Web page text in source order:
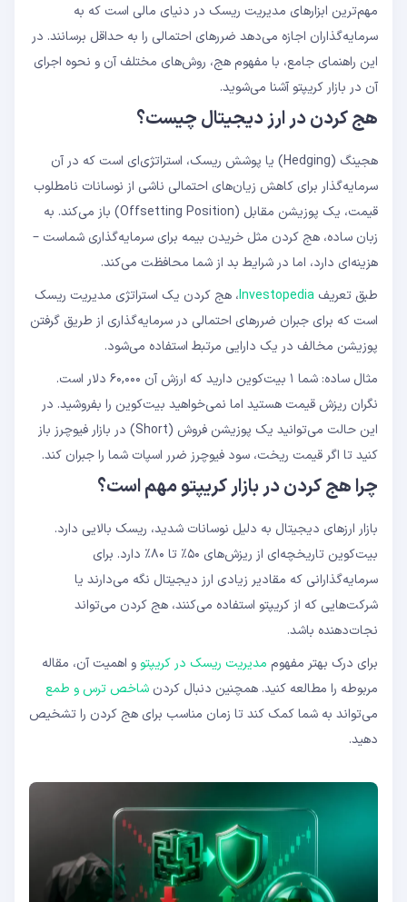
روش ۲: هج با تبدیل به استیبل کوین
روش ۳: هج با قراردادهای آپشن (Options)
روش ۴: هج با اسپرد (Spread Trading)
مزایا
معایب
Delta Neutral Hedging
هج با استیبل‌کوین‌ها
هج با همبستگی معکوس
هج کردن در ارز دیجیتال به چه معناست؟
روش‌های اصلی هج در کریپتو کدامند؟
هزینه‌های هج کردن چیست؟
چه زمانی باید هج کنیم؟
آیا مبتدیان هم می‌توانند هج کنند؟
مهم‌ترین ابزارهای مدیریت ریسک در دنیای مالی است که به
سرمایه‌گذاران اجازه می‌دهد ضررهای احتمالی را به حداقل برسانند. در
این راهنمای جامع، با مفهوم هج، روش‌های مختلف آن و نحوه اجرای
آن در بازار کریپتو آشنا می‌شوید.
هج کردن در ارز دیجیتال چیست؟
هجینگ (Hedging) یا پوشش ریسک، استراتژی‌ای است که در آن
سرمایه‌گذار برای کاهش زیان‌های احتمالی ناشی از نوسانات نامطلوب
قیمت، یک پوزیشن مقابل (Offsetting Position) باز می‌کند. به
زبان ساده، هج کردن مثل خریدن بیمه برای سرمایه‌گذاری شماست –
هزینه‌ای دارد، اما در شرایط بد از شما محافظت می‌کند.
طبق تعریف Investopedia، هج کردن یک استراتژی مدیریت ریسک
است که برای جبران ضررهای احتمالی در سرمایه‌گذاری از طریق گرفتن
پوزیشن مخالف در یک دارایی مرتبط استفاده می‌شود.
مثال ساده: شما ۱ بیت‌کوین دارید که ارزش آن ۶۰,۰۰۰ دلار است.
نگران ریزش قیمت هستید اما نمی‌خواهید بیت‌کوین را بفروشید. در
این حالت می‌توانید یک پوزیشن فروش (Short) در بازار فیوچرز باز
کنید تا اگر قیمت ریخت، سود فیوچرز ضرر اسپات شما را جبران کند.
چرا هج کردن در بازار کریپتو مهم است؟
بازار ارزهای دیجیتال به دلیل نوسانات شدید، ریسک بالایی دارد.
بیت‌کوین تاریخچه‌ای از ریزش‌های ۵۰٪ تا ۸۰٪ دارد. برای
سرمایه‌گذارانی که مقادیر زیادی ارز دیجیتال نگه می‌دارند یا
شرکت‌هایی که از کریپتو استفاده می‌کنند، هج کردن می‌تواند
نجات‌دهنده باشد.
برای درک بهتر مفهوم مدیریت ریسک در کریپتو و اهمیت آن، مقاله
مربوطه را مطالعه کنید. همچنین دنبال کردن شاخص ترس و طمع
می‌تواند به شما کمک کند تا زمان مناسب برای هج کردن را تشخیص
دهید.